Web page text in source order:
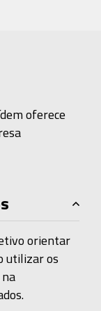
oferece
orientar
utilizar os